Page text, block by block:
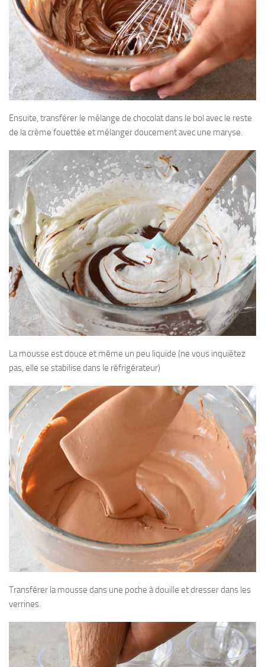
Ensuite, transférer le mélange de chocolat dans le bol avec le reste
de la crème fouettée et mélanger doucement avec une maryse.
La mousse est douce et même un peu liquide (ne vous inquiétez
pas, elle se stabilise dans le réfrigérateur)
Transférer la mousse dans une poche à douille et dresser dans les
verrines.